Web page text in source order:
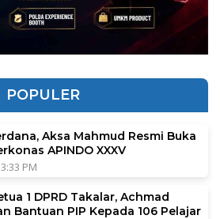
POPULER
Aksa Mahmud Resmi Buka
APINDO XXXV
PM
1 DPRD Takalar, Achmad
Bantuan PIP Kepada 106 Pelajar